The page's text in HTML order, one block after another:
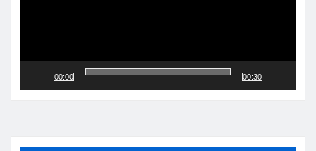
00:00 00:30